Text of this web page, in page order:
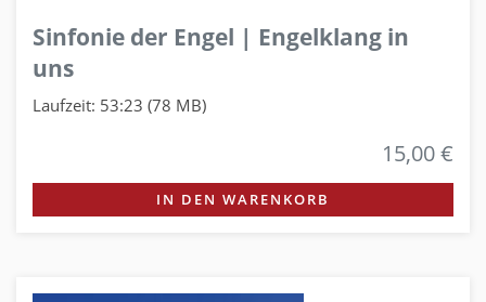
Sinfonie der Engel | Engelklang in
uns
Laufzeit: 53:23 (78 MB)
15,00 €
IN DEN WARENKORB